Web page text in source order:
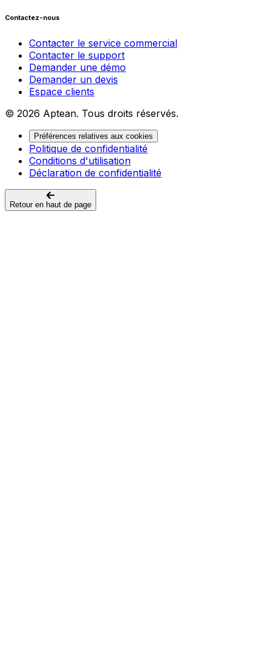
Contactez-nous
Contacter le service commercial
Contacter le support
Demander une démo
Demander un devis
Espace clients
© 2026 Aptean. Tous droits réservés.
Préférences relatives aux cookies
Politique de confidentialité
Conditions d'utilisation
Déclaration de confidentialité
Retour en haut de page